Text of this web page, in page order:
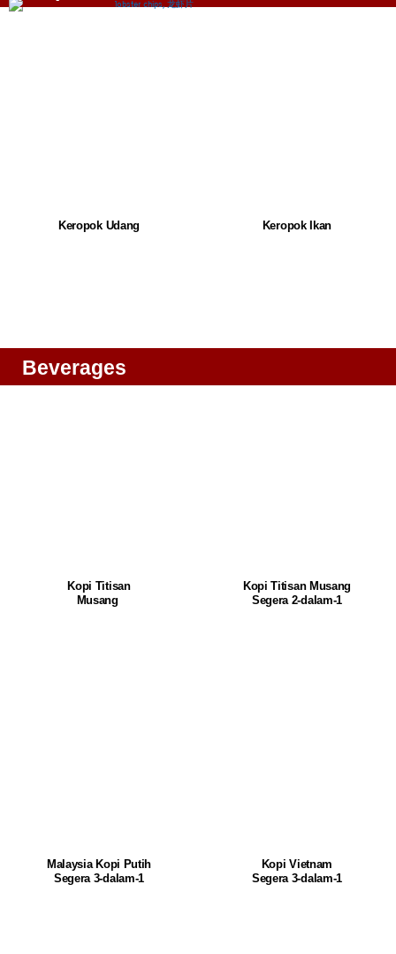
Keropok Udang Keropok Ikan
Beverages
Kopi Titisan
Musang
Kopi Titisan Musang
Segera 2-dalam-1
Malaysia Kopi Putih
Segera 3-dalam-1
Kopi Vietnam
Segera 3-dalam-1